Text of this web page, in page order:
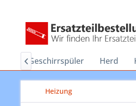
Geschirrspüler Herd

Heizung